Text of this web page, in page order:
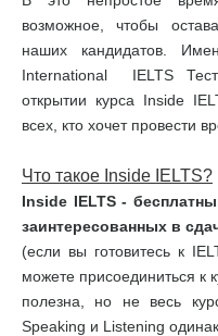
возможное, чтобы
наших кандидатов.
International IELTS
открытии курса Inside
всех, кто хочет провести
Что такое Inside IELTS?
Inside IELTS -
заинтересованных в
(если вы готовитесь к
можете присоединиться к
полезна, но не весь
Speaking и Listening